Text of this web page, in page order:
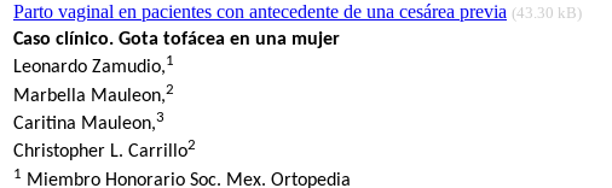
Parto vaginal en pacientes con antecedente de una cesárea previa (43.30 kB)
Caso clínico. Gota tofácea en una mujer
Leonardo Zamudio,1
Marbella Mauleon,2
Caritina Mauleon,3
Christopher L. Carrillo2
1 Miembro Honorario Soc. Mex. Ortopedia